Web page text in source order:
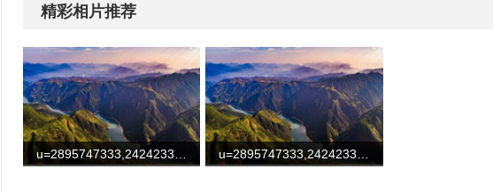
精彩相片推荐
u=2895747333,2424233312&fm=253&fmt=auto&app=138&f=JPEG u=2895747333,2424233312&fm=253&fmt=auto&app=138&f=JPEG